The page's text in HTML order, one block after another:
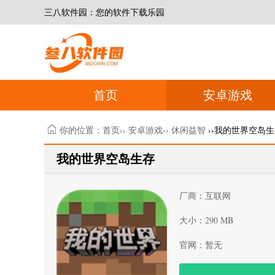
三八软件园：您的软件下载乐园
首页 安卓游戏
你的位置： 首页›› 安卓游戏›› 休闲益智 ››我的世界空岛
我的世界空岛生存
厂商：互联网
大小：290 MB
官网：暂无